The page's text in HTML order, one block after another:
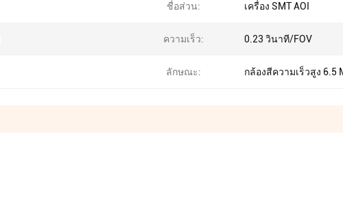
ชื่อส่วน: เครื่อง SMT AOI
ความเร็ว: 0.23 วินาที/FOV
ลักษณะ: กล้องสีความเร็วสูง 6.5